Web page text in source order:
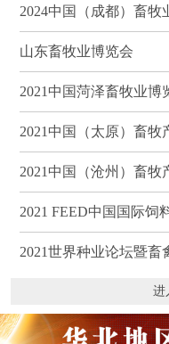
2024中国（成都）畜牧
山东畜牧业博览会
2021中国菏泽畜牧业博
2021中国（太原）畜牧
2021中国（沧州）畜牧
2021 FEED中国国际饲
进